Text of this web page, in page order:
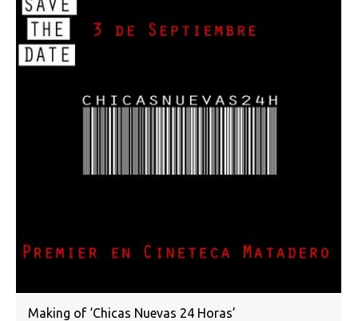
Making of ‘Chicas Nuevas 24 Horas’